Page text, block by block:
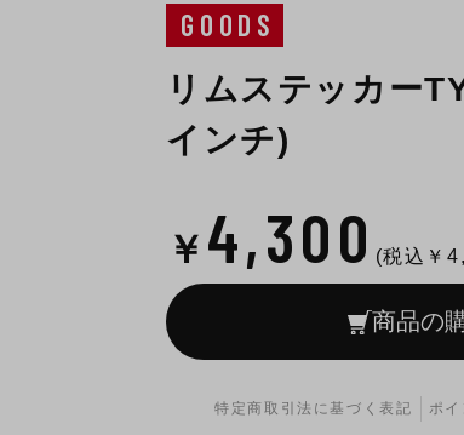
GOODS
リムステッカー
インチ)
￥ 4,300 (税込￥
商品の
特定商取引法に基づく表記 ポ